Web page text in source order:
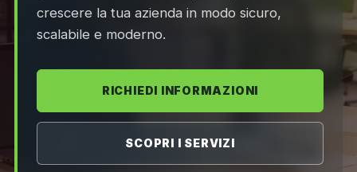
Support
crescere la tua azienda in modo sicuro,
scalabile e moderno.
RICHIEDI INFORMAZIONI
SCOPRI I SERVIZI